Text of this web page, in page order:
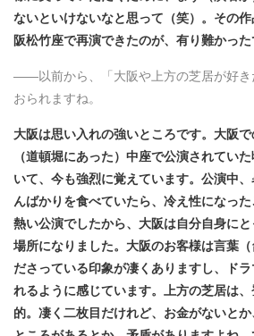
ないといけないなと思って（笑）。​その
阪松竹座で再演できたのが、有り難かった
――以前から、「大阪や上方の芝居が好き
おられますね。
大阪は思い入れの強いところです。大阪
（道頓堀にあった）中座で公演されてい
いて、今も強烈に覚えています。公演中
んばかりを食べていたら、冷え性になっ
熱い公演でしたから、大阪は自分自身に
場所になりました。大阪のお客様は言葉
ださっている印象が凄くありますし、ド
れるように感じています。上方の芝居は
的。凄く二枚目だけれど、お金がないと